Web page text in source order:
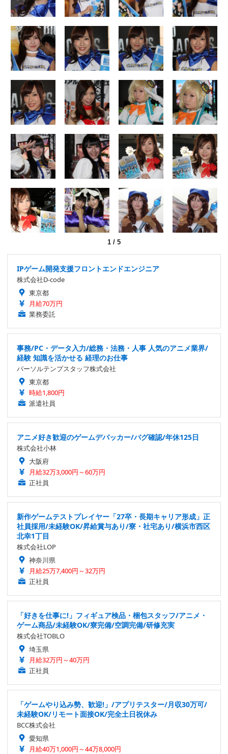
1 / 5
IPゲーム開発支援フロントエンドエンジニア
株式会社D-code
東京都
月給70万円
業務委託
事務/PC・データ入力/総務・法務・人事 人気のアニメ業界/
経験 知識を活かせる 経理のお仕事
パーソルテンプスタッフ株式会社
東京都
時給1,800円
派遣社員
アニメ好き歓迎のゲームデバッカー/バグ確認/年休125日
株式会社小林
大阪府
月給32万3,000円～60万円
正社員
新作ゲームテストプレイヤー「27卒・長期キャリア形成」正
社員採用/未経験OK/昇給賞与あり/寮・社宅あり/横浜市西区
北幸1丁目
株式会社LOP
神奈川県
月給25万7,400円～32万円
正社員
「好きを仕事に!」フィギュア検品・梱包スタッフ/アニメ・
ゲーム商品/未経験OK/寮完備/空調完備/研修充実
株式会社TOBLO
埼玉県
月給32万円～40万円
正社員
「ゲームやり込み勢、歓迎!」/アプリテスター/月収30万可/
未経験OK/リモート面接OK/完全土日祝休み
BCC株式会社
愛知県
月給40万1,000円～44万8,000円